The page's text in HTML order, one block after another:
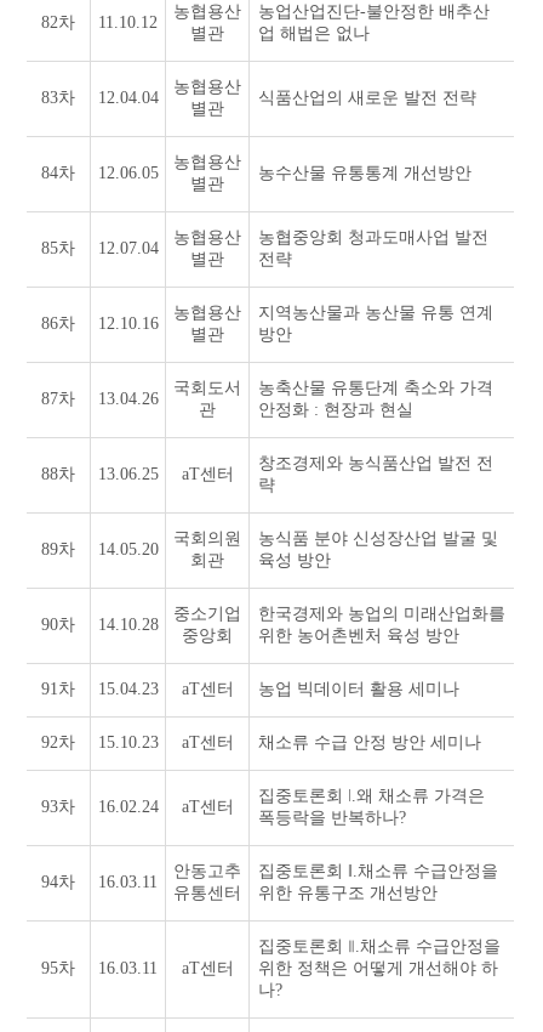
82차 11.10.12
농협용산
별관
농업산업진단-불안정한 배추산
업 해법은 없나
83차 12.04.04
농협용산
별관
식품산업의 새로운 발전 전략
84차 12.06.05
농협용산
별관
농수산물 유통통계 개선방안
85차 12.07.04
농협용산
별관
농협중앙회 청과도매사업 발전
전략
86차 12.10.16
농협용산
별관
지역농산물과 농산물 유통 연계
방안
87차 13.04.26
국회도서
관
농축산물 유통단계 축소와 가격
안정화 : 현장과 현실
88차 13.06.25 aT센터
창조경제와 농식품산업 발전 전
략
89차 14.05.20
국회의원
회관
농식품 분야 신성장산업 발굴 및
육성 방안
90차 14.10.28
중소기업
중앙회
한국경제와 농업의 미래산업화를
위한 농어촌벤처 육성 방안
91차 15.04.23 aT센터 농업 빅데이터 활용 세미나
92차 15.10.23 aT센터 채소류 수급 안정 방안 세미나
93차 16.02.24 aT센터
집중토론회 ǀ.왜 채소류 가격은
폭등락을 반복하나?
94차 16.03.11
안동고추
유통센터
집중토론회 ǁ.채소류 수급안정을
위한 유통구조 개선방안
95차 16.03.11 aT센터
집중토론회 ⦀.채소류 수급안정을
위한 정책은 어떻게 개선해야 하
나?